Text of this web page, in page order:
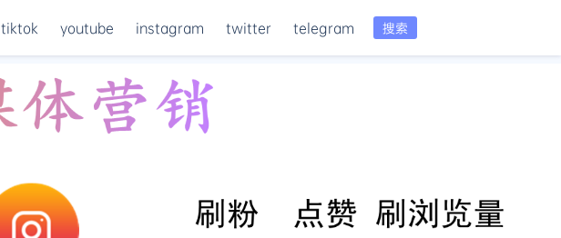
搜索
tiktok youtube instagram twitter telegram